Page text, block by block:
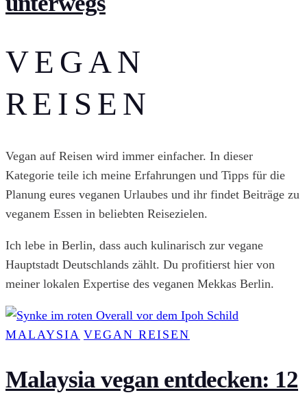
VEGAN
REISEN
Vegan auf Reisen wird immer einfacher. In dieser
Kategorie teile ich meine Erfahrungen und Tipps für die
Planung eures veganen Urlaubes und ihr findet Beiträge zu
veganem Essen in beliebten Reisezielen.
Ich lebe in Berlin, dass auch kulinarisch zur vegane
Hauptstadt Deutschlands zählt. Du profitierst hier von
meiner lokalen Expertise des veganen Mekkas Berlin.
MALAYSIA VEGAN REISEN
Malaysia vegan entdecken: 12